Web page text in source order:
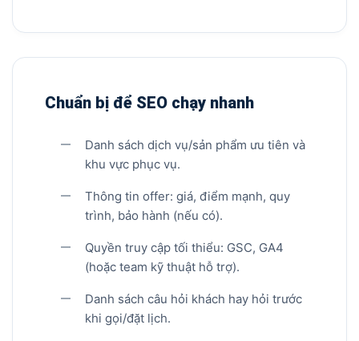
Chuẩn bị để SEO chạy nhanh
Danh sách dịch vụ/sản phẩm ưu tiên và
khu vực phục vụ.
Thông tin offer: giá, điểm mạnh, quy
trình, bảo hành (nếu có).
Quyền truy cập tối thiểu: GSC, GA4
(hoặc team kỹ thuật hỗ trợ).
Danh sách câu hỏi khách hay hỏi trước
khi gọi/đặt lịch.